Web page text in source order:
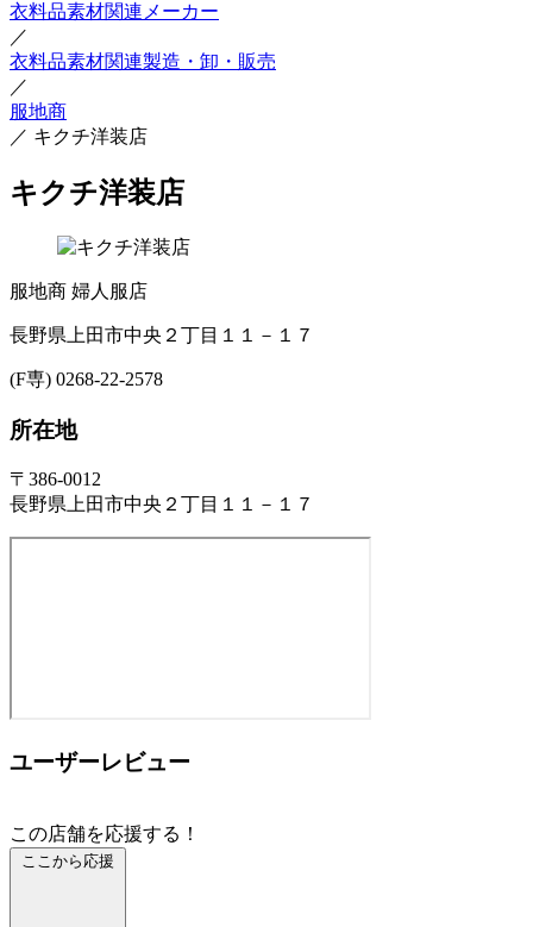
衣料品素材関連メーカー
／
衣料品素材関連製造・卸・販売
／
服地商
／ キクチ洋装店
キクチ洋装店
服地商 婦人服店
長野県上田市中央２丁目１１－１７
(F専) 0268-22-2578
所在地
〒386-0012
長野県上田市中央２丁目１１－１７
ユーザーレビュー
この店舗を応援する！
ここから応援